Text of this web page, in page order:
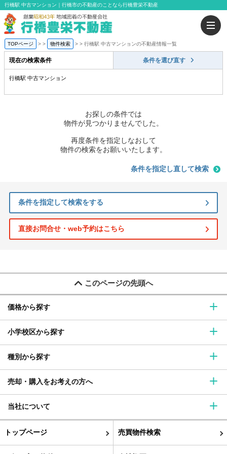
行橋駅 中古マンション｜行橋市の不動産のことなら行橋豊栄不動産
TOPページ > 物件検索 > 行橋駅 中古マンションの不動産情報一覧
現在の検索条件 条件を選び直す
行橋駅 中古マンション
お探しの条件では
物件が見つかりませんでした。
再度条件を指定しなおして
物件の検索をお願いいたします。
条件を指定し直して検索
条件を指定して検索をする
直接お問合せ・web予約はこちら
このページの先頭へ
価格から探す
小学校区から探す
種別から探す
売却・購入をお考えの方へ
当社について
トップページ 売買物件検索